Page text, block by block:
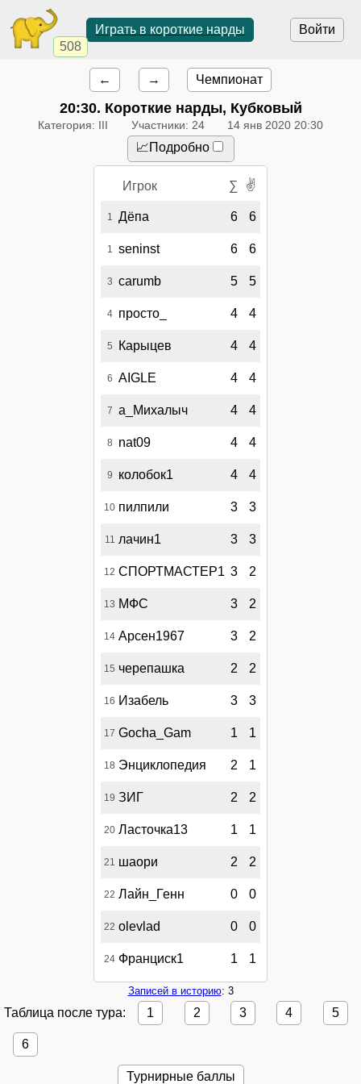
508
Войти
Играть в короткие нарды
← → Чемпионат
20:30. Короткие нарды, Кубковый
Категория: III Участники: 24 14 янв 2020 20:30
📈Подробно
Игрок ∑ ✌
1 Дёпа 6 6
1 seninst 6 6
3 carumb 5 5
4 просто_ 4 4
5 Карыцев 4 4
6 AIGLE 4 4
7 а_Михалыч 4 4
8 nat09 4 4
9 колобок1 4 4
10 пилпили 3 3
11 лачин1 3 3
12 СПОРТМАСТЕР1 3 2
13 МФС 3 2
14 Арсен1967 3 2
15 черепашка 2 2
16 Изабель 3 3
17 Gocha_Gam 1 1
18 Энциклопедия 2 1
19 ЗИГ 2 2
20 Ласточка13 1 1
21 шаори 2 2
22 Лайн_Генн 0 0
22 olevlad 0 0
24 Франциск1 1 1
Записей в историю: 3
Таблица после тура: 1 2 3 4 5
6
Турнирные баллы